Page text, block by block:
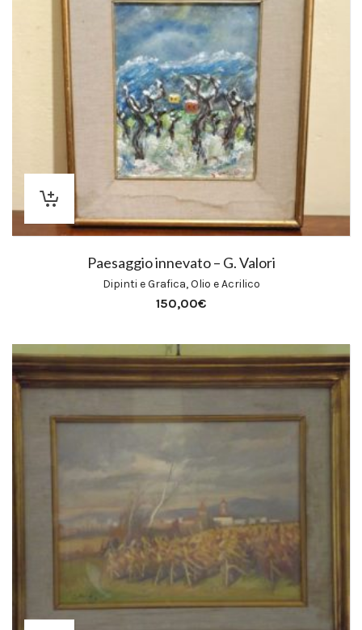
Paesaggio innevato – G. Valori
Dipinti e Grafica,Olio e Acrilico
150,00€